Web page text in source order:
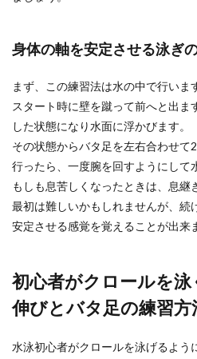
なのでしょう？
身体の軸を安定させる泳ぎ
まず、この練習法は水の中で行いま
スタート時に壁を蹴って前へと出ま
した状態になり水面に浮かびます。
その状態からバタ足を左右合わせて
行ったら、一度腕を回すようにして
もしも息苦しくなったときは、息継
最初は難しいかもしれませんが、続
安定させる感覚を覚えることが出来
初心者がクロールを
伸びとバタ足の練習方
水泳初心者がクロールを泳げるよう